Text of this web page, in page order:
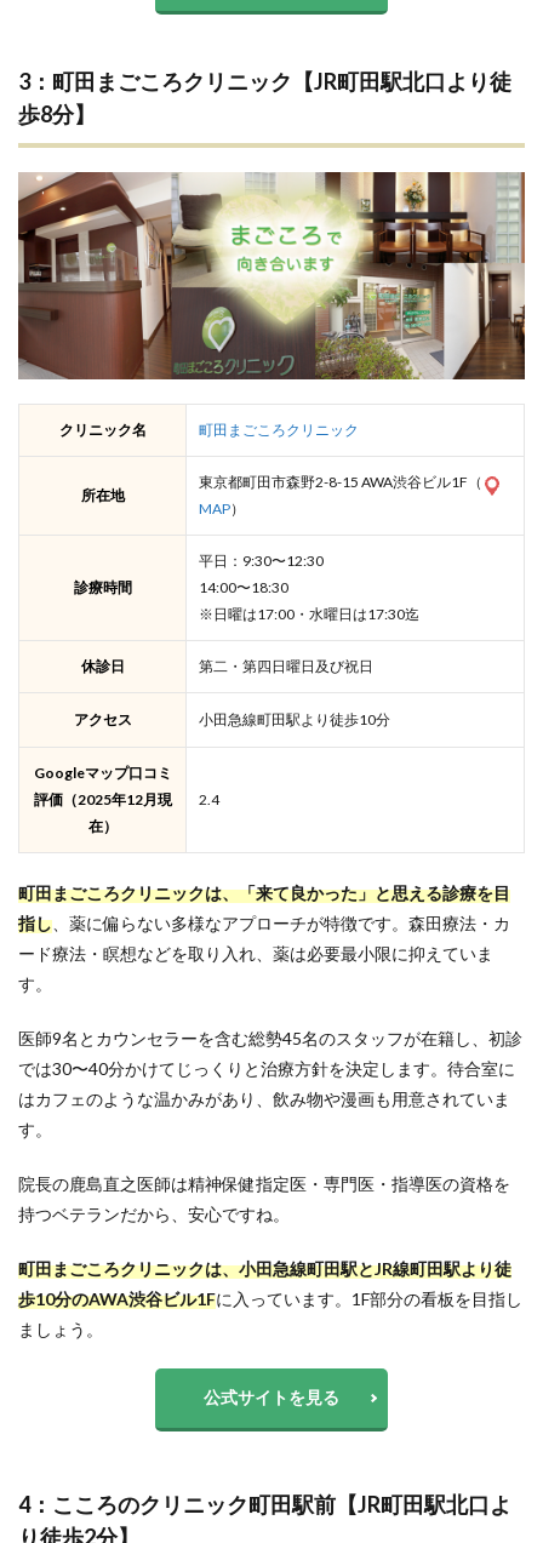
3：町田まごころクリニック【JR町田駅北口より徒
歩8分】
クリニック名 町田まごころクリニック
所在地
東京都町田市森野2-8-15 AWA渋谷ビル1F（
MAP）
診療時間
平日：9:30〜12:30
14:00〜18:30
※日曜は17:00・水曜日は17:30迄
休診日 第二・第四日曜日及び祝日
アクセス 小田急線町田駅より徒歩10分
Googleマップ口コミ
評価（2025年12月現
在）
2.4
町田まごころクリニックは、「来て良かった」と思える診療を目
指し 、薬に偏らない多様なアプローチが特徴です。森田療法・カ
ード療法・瞑想などを取り入れ、薬は必要最小限に抑えていま
す。
医師9名とカウンセラーを含む総勢45名のスタッフが在籍し、初診
では30〜40分かけてじっくりと治療方針を決定します。待合室に
はカフェのような温かみがあり、飲み物や漫画も用意されていま
す。
院長の鹿島直之医師は精神保健指定医・専門医・指導医の資格を
持つベテランだから、安心ですね。
町田まごころクリニックは、小田急線町田駅とJR線町田駅より徒
歩10分のAWA渋谷ビル1Fに入っています。1F部分の看板を目指し
ましょう。
公式サイトを見る
4：こころのクリニック町田駅前【JR町田駅北口よ
り徒歩2分】